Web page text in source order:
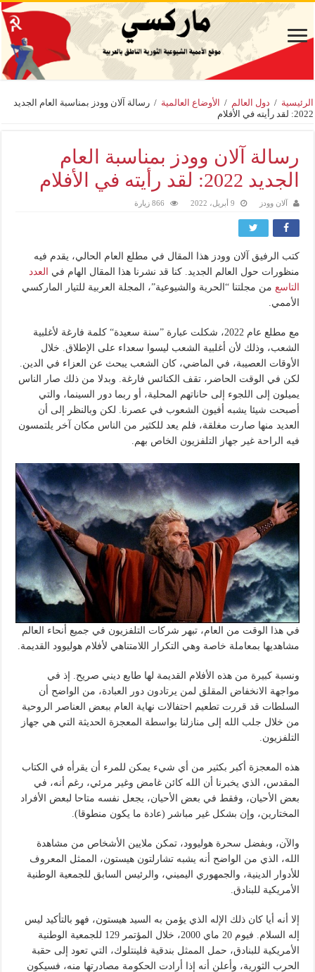
الرئيسية / دول العالم / الأوضاع العالمية / رسالة آلان وودز بمناسبة العام الجديد
2022: لقد رأيته في الأفلام
رسالة آلان وودز بمناسبة العام
الجديد 2022: لقد رأيته في الأفلام
آلان وودز 9 أبريل، 2022 866 زيارة
كتب الرفيق آلان وودز هذا المقال في مطلع العام الحالي، يقدم فيه
منظورات حول العالم الجديد. كنا قد نشرنا هذا المقال الهام في العدد
التاسع من مجلتنا “الحرية والشيوعية”، المجلة العربية للتيار الماركسي
الأممي.
مع مطلع عام 2022، شكلت عبارة ”سنة سعيدة“ كلمة فارغة لأغلبية
الشعب، وذلك لأن أغلبية الشعب ليسوا سعداء على الإطلاق. خلال
الأوقات العصيبة، في الماضي، كان الشعب يبحث عن العزاء في الدين.
لكن في الوقت الحاضر، تقف الكنائس فارغة. وبدلا من ذلك صار الناس
يميلون إلى اللجوء إلى حاناتهم المحلية، أو ربما دور السينما، والتي
أصبحت شيئا يشبه أفيون الشعوب في عصرنا. لكن وبالنظر إلى أن
العديد منها صارت مغلقة، فلم يعد للكثير من الناس مكان آخر يلتمسون
فيه الراحة غير جهاز التلفزيون الخاص بهم.
في هذا الوقت من العام، تبهر شركات التلفزيون في جميع أنحاء العالم
مشاهديها بمعاملة خاصة وهي التكرار اللامتناهي لأفلام هوليوود القديمة.
ونسبة كبيرة من هذه الأفلام القديمة لها طابع ديني صريح. إذ في
مواجهة الانخفاض المقلق لمن يرتادون دور العبادة، من الواضح أن
السلطات قد قررت تطعيم احتفالات نهاية العام ببعض العناصر الروحية
من خلال جلب الله إلى منازلنا بواسطة المعجزة الحديثة التي هي جهاز
التلفزيون.
هذه المعجزة أكبر بكثير من أي شيء يمكن للمرء أن يقرأه في الكتاب
المقدس، الذي يخبرنا أن الله كائن غامض وغير مرئي، رغم أنه، في
بعض الأحيان، وفقط في بعض الأحيان، يجعل نفسه متاحا لبعض الأفراد
المختارين، وإن بشكل غير مباشر (عادة ما يكون منطوقا).
والآن، وبفضل سحرة هوليوود، تمكن ملايين الأشخاص من مشاهدة
الله، الذي من الواضح أنه يشبه تشارلتون هيستون، الممثل المعروف
للأدوار الدينية، والجمهوري اليميني، والرئيس السابق للجمعية الوطنية
الأمريكية للبنادق.
إلا أنه أيا كان ذلك الإله الذي يؤمن به السيد هيستون، فهو بالتأكيد ليس
إله السلام. فيوم 20 ماي 2000، خلال المؤتمر 129 للجمعية الوطنية
الأمريكية للبنادق، حمل الممثل بندقية فلينتلوك، التي تعود إلى حقبة
الحرب الثورية، وأعلن أنه إذا أرادت الحكومة مصادرتها منه، فسيكون